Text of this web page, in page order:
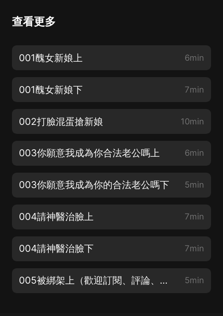
查看更多
001醜女新娘上 6min
001醜女新娘下 7min
002打臉混蛋搶新娘 10min
003你願意我成為你合法老公嗎上 6min
003你願意我成為你的合法老公嗎下 5min
004請神醫治臉上 7min
004請神醫治臉下 7min
005被綁架上（歡迎訂閱、評論、月票和轉發，感謝您的支持） 5min